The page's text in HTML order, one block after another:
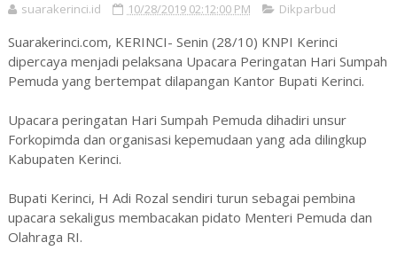
suarakerinci.id 10/28/2019 02:12:00 PM Dikparbud
Suarakerinci.com, KERINCI- Senin (28/10) KNPI Kerinci
dipercaya menjadi pelaksana Upacara Peringatan Hari Sumpah
Pemuda yang bertempat dilapangan Kantor Bupati Kerinci.
Upacara peringatan Hari Sumpah Pemuda dihadiri unsur
Forkopimda dan organisasi kepemudaan yang ada dilingkup
Kabupaten Kerinci.
Bupati Kerinci, H Adi Rozal sendiri turun sebagai pembina
upacara sekaligus membacakan pidato Menteri Pemuda dan
Olahraga RI.